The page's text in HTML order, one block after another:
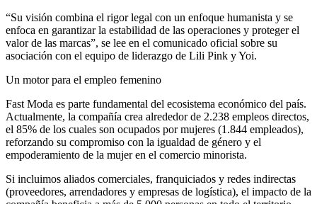
“Su visión combina el rigor legal con un enfoque humanista y se
enfoca en garantizar la estabilidad de las operaciones y proteger el
valor de las marcas”, se lee en el comunicado oficial sobre su
asociación con el equipo de liderazgo de Lili Pink y Yoi.
Un motor para el empleo femenino
Fast Moda es parte fundamental del ecosistema económico del país.
Actualmente, la compañía crea alrededor de 2.238 empleos directos,
el 85% de los cuales son ocupados por mujeres (1.844 empleados),
reforzando su compromiso con la igualdad de género y el
empoderamiento de la mujer en el comercio minorista.
Si incluimos aliados comerciales, franquiciados y redes indirectas
(proveedores, arrendadores y empresas de logística), el impacto de la